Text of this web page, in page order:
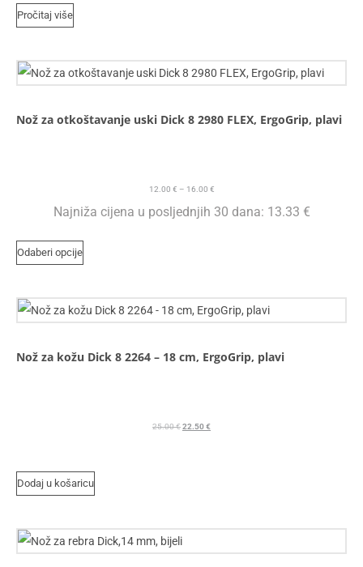
Pročitaj više
Nož za otkoštavanje uski Dick 8 2980 FLEX, ErgoGrip, plavi
12.00 € – 16.00 €
Najniža cijena u posljednjih 30 dana: 13.33 €
Odaberi opcije
Nož za kožu Dick 8 2264 – 18 cm, ErgoGrip, plavi
25.00€22.50€
Dodaj u košaricu